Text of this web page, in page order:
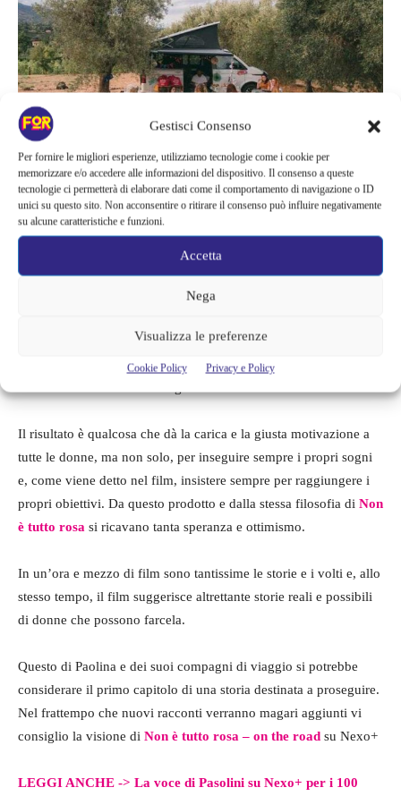
Gestisci Consenso
Per fornire le migliori esperienze, utilizziamo tecnologie come i cookie per
memorizzare e/o accedere alle informazioni del dispositivo. Il consenso a queste
tecnologie ci permetterà di elaborare dati come il comportamento di navigazione o ID
unici su questo sito. Non acconsentire o ritirare il consenso può influire negativamente
su alcune caratteristiche e funzioni.
Accetta
Nega
Visualizza le preferenze
Cookie Policy Privacy e Policy
Personalmente ho sempre amato le storie on the road, mi hanno
sempre trasmesso quel senso di pura libertà che ogni progetto
creativo dovrebbe avere e in questo caso ci son o tutti gli
elementi per una buona narrazione.
Non è tutto rosa – on the road
genere di argomenti ma soprattutto per l’arricchimento che se ne
ricava ascoltando e potendo osservare le storie di molte donne
Il risultato è qualcosa che dà la carica e la giusta motivazione a
tutte le donne, ma non solo, per inseguire sempre i propri sogni
e, come viene detto nel film, insistere sempre per raggiungere i
propri obiettivi. Da questo prodotto e dalla stessa filosofia di Non
è tutto rosa si ricavano tanta speranza e ottimismo.
In un’ora e mezzo di film sono tantissime le storie e i volti e, allo
stesso tempo, il film suggerisce altrettante storie reali e possibili
di donne che possono farcela.
Questo di Paolina e dei suoi compagni di viaggio si potrebbe
considerare il primo capitolo di una storia destinata a proseguire.
Nel frattempo che nuovi racconti verranno magari aggiunti vi
consiglio la visione di Non è tutto rosa – on the road su Nexo+
LEGGI ANCHE -> La voce di Pasolini su Nexo+ per i 100